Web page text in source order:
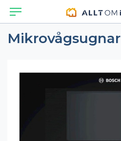
Mikrovågsugnar